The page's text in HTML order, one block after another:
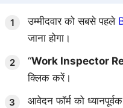
उम्मीदवार को सबसे पहले
जाना होगा।
“Work Inspector
क्लिक करें।
आवेदन फॉर्म को